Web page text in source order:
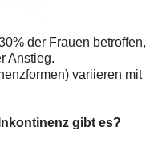
der Frauen betroffen,
Anstieg.
variieren mit
gibt es?